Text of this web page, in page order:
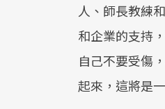
人、師長教練
和企業的支持
自己不要受傷
起來，這將是